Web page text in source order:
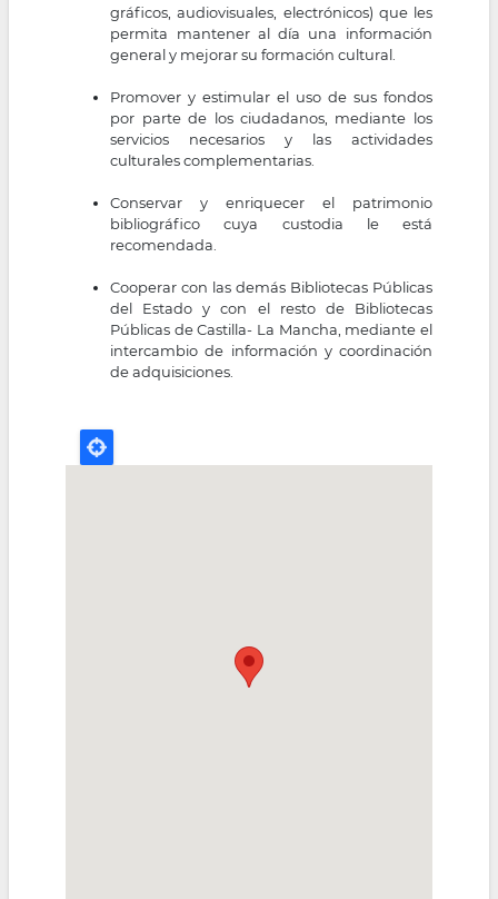
gráficos, audiovisuales, electrónicos) que les
permita mantener al día una información
general y mejorar su formación cultural.
Promover y estimular el uso de sus fondos
por parte de los ciudadanos, mediante los
servicios necesarios y las actividades
culturales complementarias.
Conservar y enriquecer el patrimonio
bibliográfico cuya custodia le está
recomendada.
Cooperar con las demás Bibliotecas Públicas
del Estado y con el resto de Bibliotecas
Públicas de Castilla- La Mancha, mediante el
intercambio de información y coordinación
de adquisiciones.